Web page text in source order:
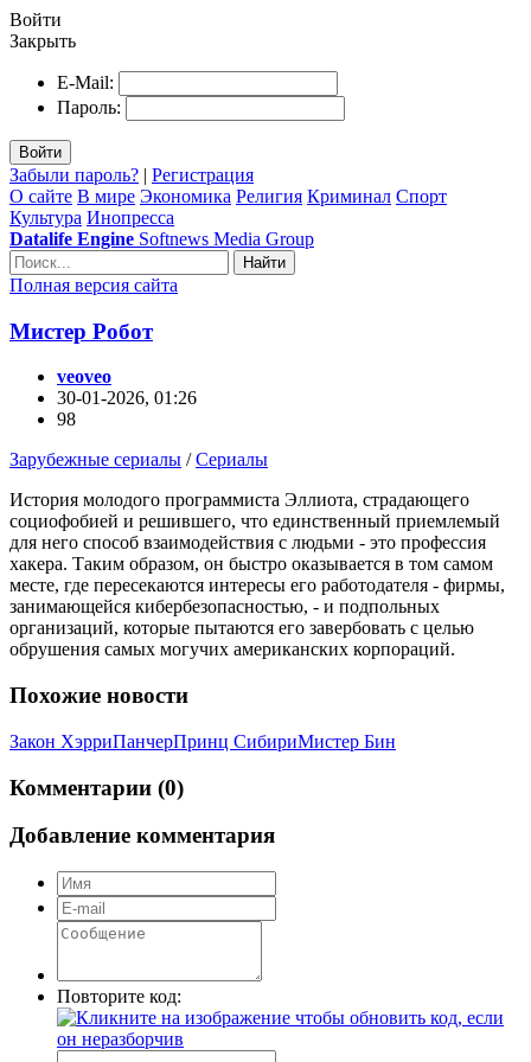
Войти
Закрыть
E-Mail:
Пароль:
Войти
Забыли пароль? | Регистрация
О сайте В мире Экономика Религия Криминал Спорт
Культура Инопресса
Datalife Engine Softnews Media Group
Найти
Полная версия сайта
Мистер Робот
veoveo
30-01-2026, 01:26
98
Зарубежные сериалы /Сериалы
История молодого программиста Эллиота, страдающего
социофобией и решившего, что единственный приемлемый
для него способ взаимодействия с людьми - это профессия
хакера. Таким образом, он быстро оказывается в том самом
месте, где пересекаются интересы его работодателя - фирмы,
занимающейся кибербезопасностью, - и подпольных
организаций, которые пытаются его завербовать с целью
обрушения самых могучих американских корпораций.
Похожие новости
Закон ХэрриПанчерПринц СибириМистер Бин
Комментарии (0)
Добавление комментария
Повторите код: